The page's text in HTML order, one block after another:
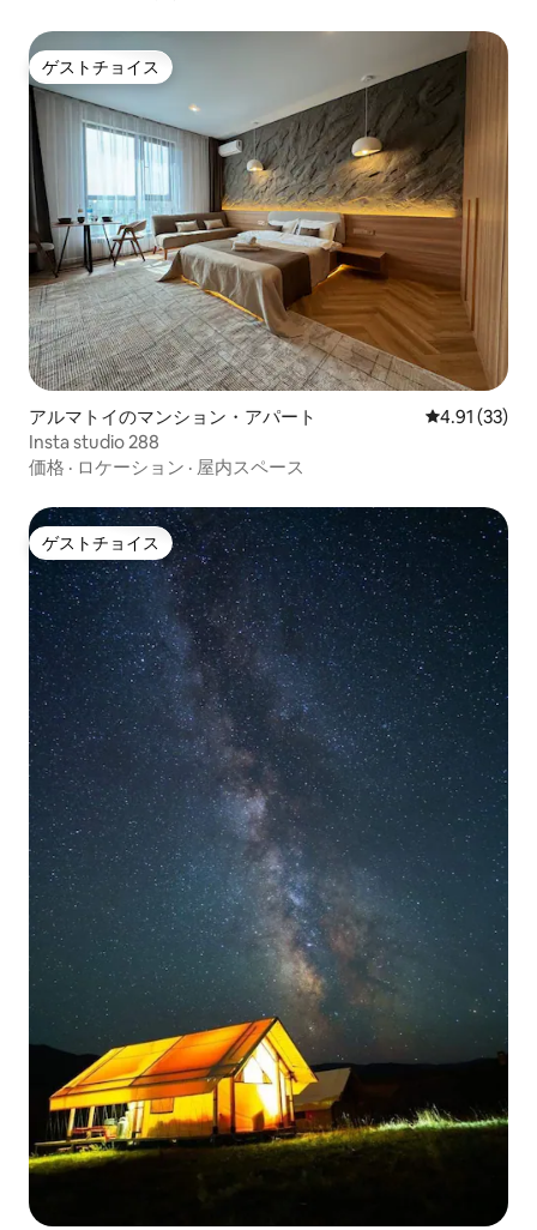
ゲストチョイス
ゲストチョイス
アルマトイのマンション・アパート レビュー33
4.91 (33)
Insta studio 288
価格 · ロケーション · 屋内スペース
ゲストチョイス
ゲストチョイス